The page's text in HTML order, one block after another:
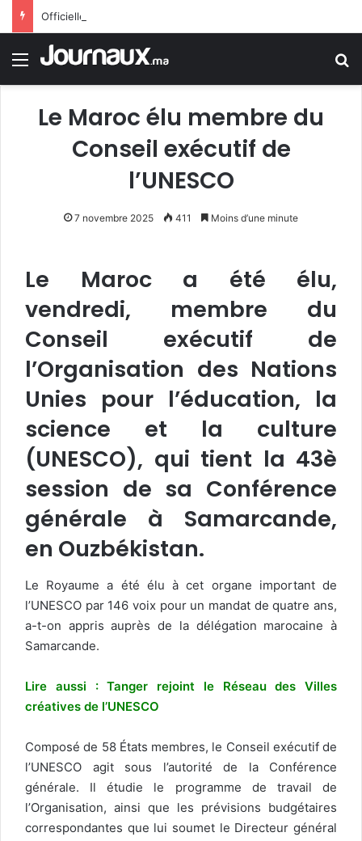
Menu
Le Maroc élu membre du
Conseil exécutif de
l’UNESCO
7 novembre 2025 411 Moins d’une minute
Le Maroc a été élu,
vendredi, membre du
Conseil exécutif de
l’Organisation des Nations
Unies pour l’éducation, la
science et la culture
(UNESCO), qui tient la 43è
session de sa Conférence
générale à Samarcande,
en Ouzbékistan.
Le Royaume a été élu à cet organe important de
l’UNESCO par 146 voix pour un mandat de quatre ans,
a-t-on appris auprès de la délégation marocaine à
Samarcande.
Lire aussi : Tanger rejoint le Réseau des Villes
créatives de l’UNESCO
Composé de 58 États membres, le Conseil exécutif de
l’UNESCO agit sous l’autorité de la Conférence
générale. Il étudie le programme de travail de
l’Organisation, ainsi que les prévisions budgétaires
correspondantes que lui soumet le Directeur général